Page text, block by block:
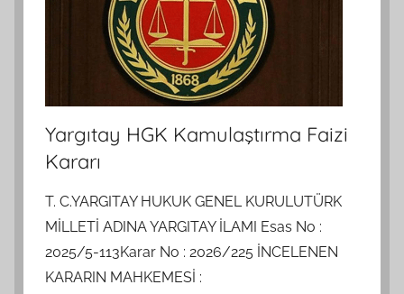
Yargıtay HGK Kamulaştırma Faizi
Kararı
T. C.YARGITAY HUKUK GENEL KURULUTÜRK
MİLLETİ ADINA YARGITAY İLAMI Esas No :
2025/5-113Karar No : 2026/225 İNCELENEN
KARARIN MAHKEMESİ :